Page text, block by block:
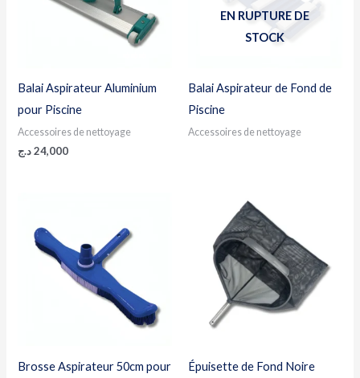
Balai Aspirateur Aluminium
pour Piscine
Accessoires de nettoyage
24,000 د.ج
EN RUPTURE DE
STOCK
Balai Aspirateur de Fond de
Piscine
Accessoires de nettoyage
Brosse Aspirateur 50cm pour
Épuisette de Fond Noire